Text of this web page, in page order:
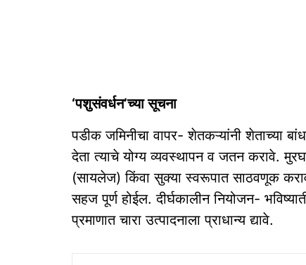
‘पशुसंवर्धन’च्या सूचना
पडीक जमिनीचा वापर- शेतकऱ्यांनी शेताच्या
देता त्याचे योग्य व्यवस्थापन व जतन करावे.
(सायलेज) किंवा सुक्या स्वरूपात साठवणूक
सहज पूर्ण होईल. दीर्घकालीन नियोजन-
प्रमाणात चारा उत्पादनाला प्राधान्य द्यावे.